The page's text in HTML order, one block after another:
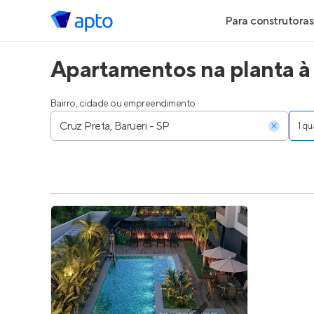
Para construtoras
Geração de
Geração de
Parcerias
Anunciar
Entrar no
Apartamentos na planta
Bairro, cidade ou empreendimento
1